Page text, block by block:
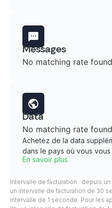
Messages
No matching rate
Data
No matching rate
Achetez de la data
dans le pays où vous
En savoir plus
Intervalle de facturation : depuis
un intervalle de facturation de 30
intervalle de 1 seconde. Pour les